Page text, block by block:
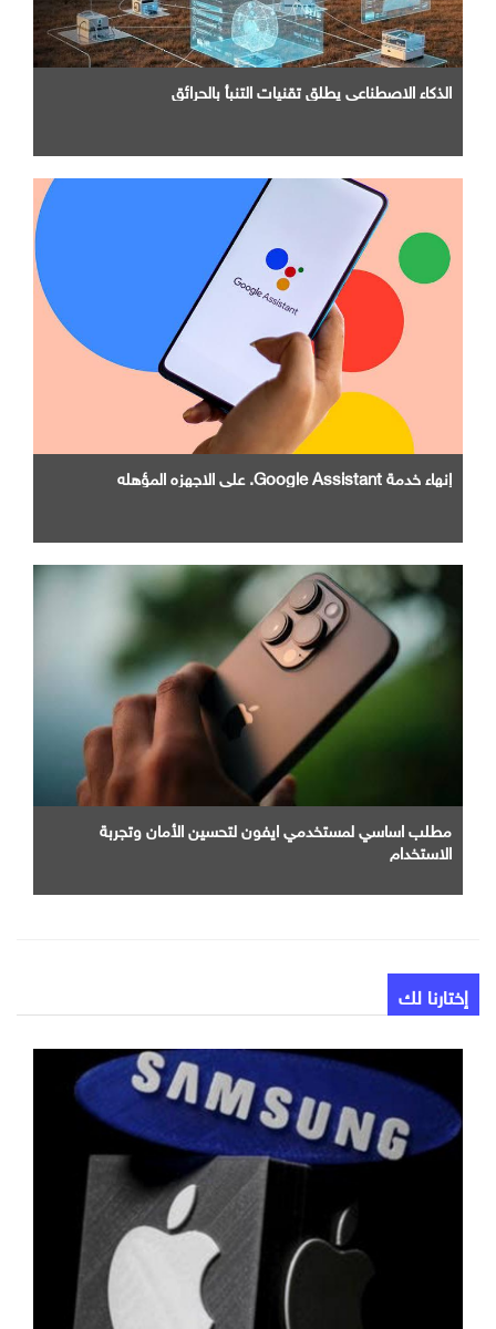
الذكاء الاصطناعي يطلق تقنيات التنبأ بالحرائق
إنهاء خدمة Google Assistant. علي الاجهزه المؤهله
مطلب اساسي لمستخدمي ايفون لتحسين الأمان وتجربة
الاستخدام
إختارنا لك